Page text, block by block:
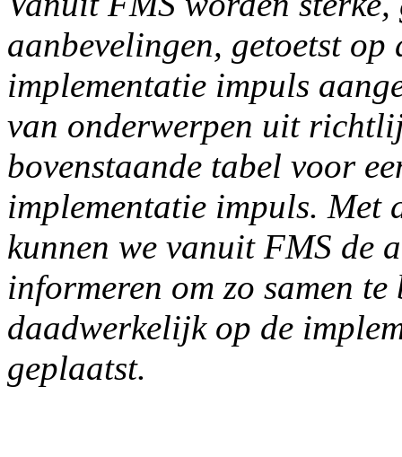
aanbevelingen, getoetst op
implementatie impuls
van onderwerpen uit
bovenstaande tabel voor
implementatie impuls. Met
kunnen we vanuit FMS de
informeren om zo samen
daadwerkelijk op de
geplaatst.